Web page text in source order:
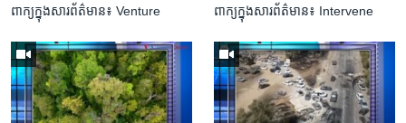
ពាក្យក្នុងសារព័ត៌មាន៖ Venture ពាក្យក្នុងសារព័ត៌មាន៖ Intervene